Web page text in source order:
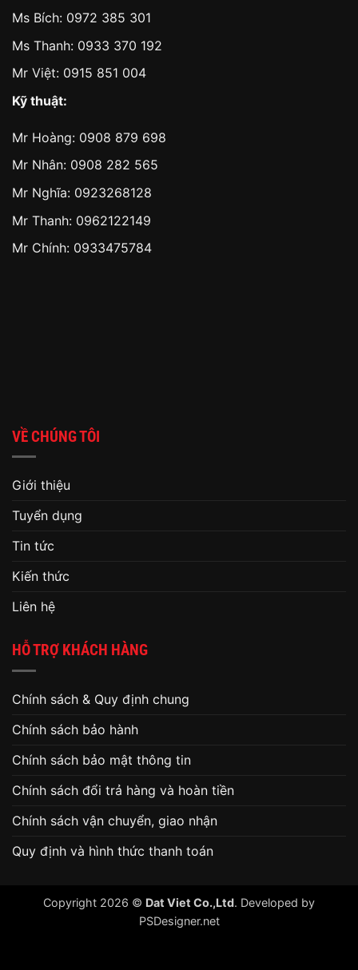
Ms Bích: 0972 385 301
Ms Thanh: 0933 370 192
Mr Việt: 0915 851 004
Kỹ thuật:
Mr Hoàng: 0908 879 698
Mr Nhân: 0908 282 565
Mr Nghĩa: 0923268128
Mr Thanh: 0962122149
Mr Chính: 0933475784
VỀ CHÚNG TÔI
Giới thiệu
Tuyển dụng
Tin tức
Kiến thức
Liên hệ
HỖ TRỢ KHÁCH HÀNG
Chính sách & Quy định chung
Chính sách bảo hành
Chính sách bảo mật thông tin
Chính sách đổi trả hàng và hoàn tiền
Chính sách vận chuyển, giao nhận
Quy định và hình thức thanh toán
Copyright 2026 © Dat Viet Co.,Ltd. Developed by
PSDesigner.net